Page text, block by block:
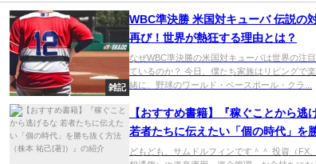
雑記
WBC準決勝 米国対キューバ 伝説の
再び！世界が熱狂する理由とは？
なぜWBC準決勝の米国対キューバは世界の注
ているのか？ 今日、僕たち家族はリビングで
緒に、野球のワールド・ベースボール・クラ...
【おすすめ書籍】『稼ぐことから逃
若者たちに伝えたい「個の時代」を
く方法（株本 祐己[著]）』の紹介
どもども、サムドルフィンです＾＾ 投資（FX